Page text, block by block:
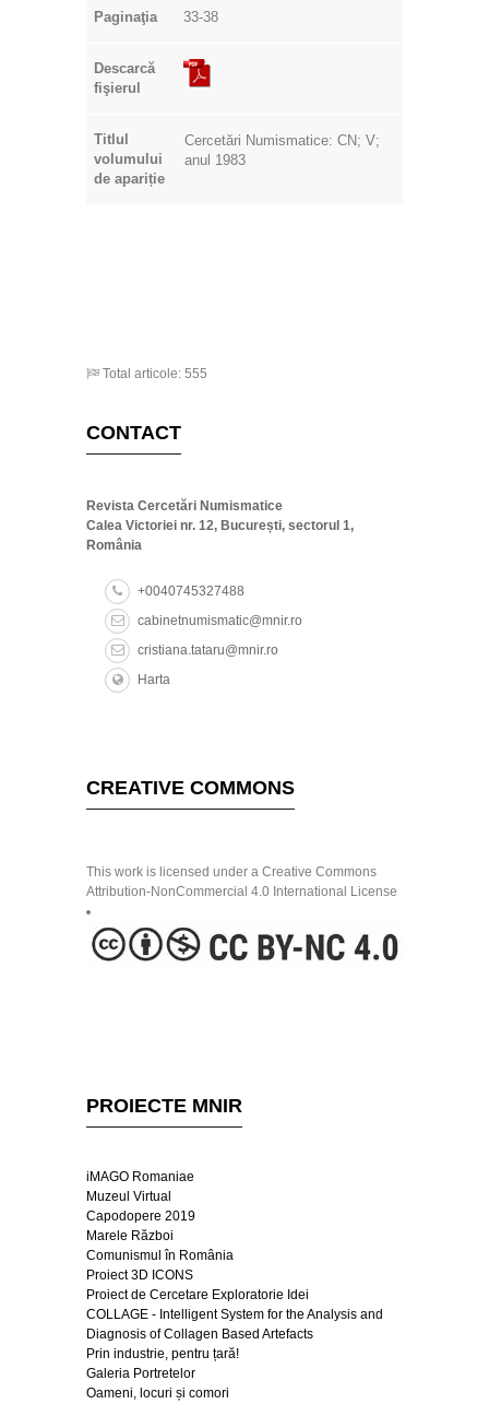
Paginaţia 33-38
Descarcă
fişierul
Titlul
volumului
de apariție
Cercetări Numismatice: CN; V;
anul 1983
Total articole: 555
CONTACT
Revista Cercetări Numismatice
Calea Victoriei nr. 12, București, sectorul 1,
România
+0040745327488
cabinetnumismatic@mnir.ro
cristiana.tataru@mnir.ro
Harta
CREATIVE COMMONS
This work is licensed under a Creative Commons
Attribution-NonCommercial 4.0 International License
PROIECTE MNIR
iMAGO Romaniae
Muzeul Virtual
Capodopere 2019
Marele Război
Comunismul în România
Proiect 3D ICONS
Proiect de Cercetare Exploratorie Idei
COLLAGE - Intelligent System for the Analysis and
Diagnosis of Collagen Based Artefacts
Prin industrie, pentru țară!
Galeria Portretelor
Oameni, locuri și comori